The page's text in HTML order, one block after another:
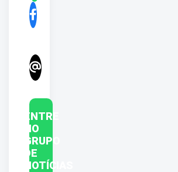
ENTRE
NO
GRUPO
DE
NOTÍCIAS